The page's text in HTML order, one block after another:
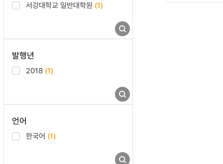
서강대학교 일반대학원 (1)
발행년
2018 (1)
언어
한국어 (1)